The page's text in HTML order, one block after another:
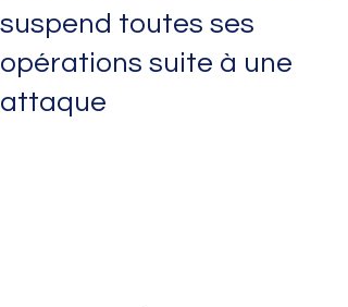
suspend toutes ses
opérations suite à une
attaque